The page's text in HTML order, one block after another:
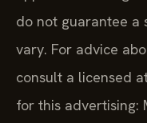
do not guarantee a
vary. For advice
consult a licensed
for this advertising: